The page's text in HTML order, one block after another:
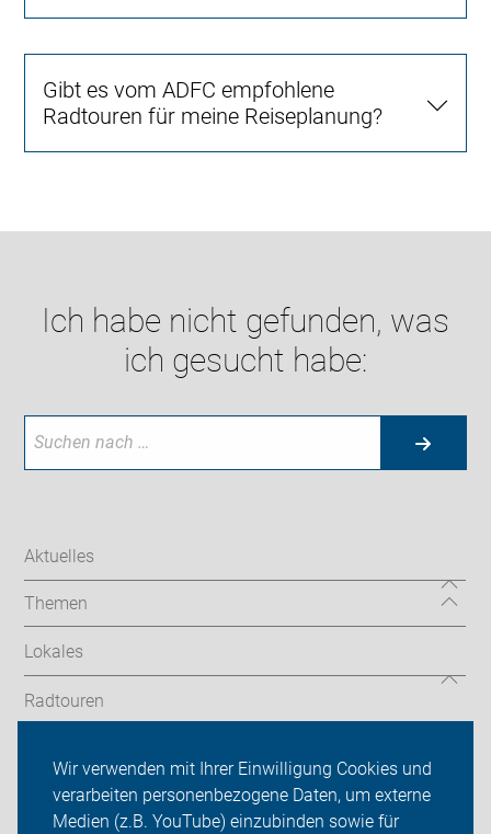
Wir verwenden mit Ihrer Einwilligung Cookies und
verarbeiten personenbezogene Daten, um externe
Medien (z.B. YouTube) einzubinden sowie für
Gibt es vom ADFC empfohlene
Radtouren für meine Reiseplanung?
Ich habe nicht gefunden, was
ich gesucht habe:
Aktuelles
Themen
Lokales
Radtouren
ADFC Dinslaken-Voerde